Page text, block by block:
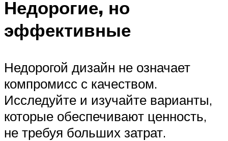
Недорогие, но
эффективные
Недорогой дизайн не означает
компромисс с качеством.
Исследуйте и изучайте варианты,
которые обеспечивают ценность,
не требуя больших затрат.